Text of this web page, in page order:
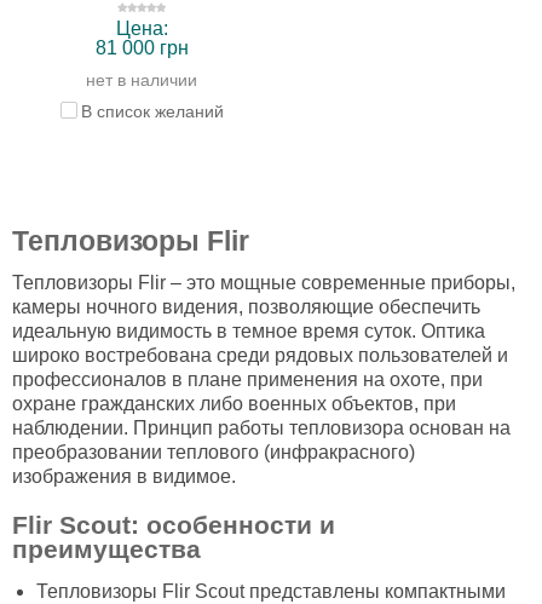
Цена:
81 000 грн
нет в наличии
В список желаний
Тепловизоры Flir
Тепловизоры Flir – это мощные современные приборы,
камеры ночного видения, позволяющие обеспечить
идеальную видимость в темное время суток. Оптика
широко востребована среди рядовых пользователей и
профессионалов в плане применения на охоте, при
охране гражданских либо военных объектов, при
наблюдении. Принцип работы тепловизора основан на
преобразовании теплового (инфракрасного)
изображения в видимое.
Flir Scout: особенности и
преимущества
Тепловизоры Flir Scout представлены компактными